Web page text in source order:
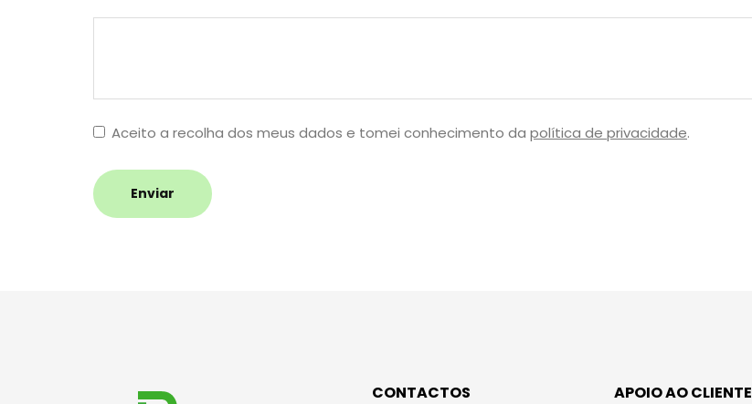
Aceito a recolha dos meus dados e tomei conhecimento da política de privacidade.
Enviar
CONTACTOS APOIO AO CLIENTE